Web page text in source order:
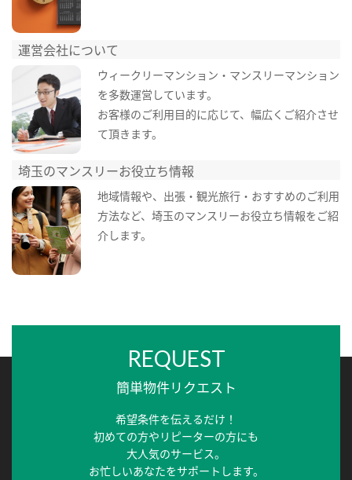
運営会社について
ウィークリーマンション・マンスリーマンション
を多数運営しています。
お客様のご利用目的に応じて、幅広くご紹介させ
て頂きます。
埼玉のマンスリーお役立ち情報
地域情報や、出張・観光旅行・おすすめのご利用
方法など、埼玉のマンスリーお役立ち情報をご紹
介します。
REQUEST
簡単物件リクエスト
希望条件を伝えるだけ！
初めての方やリピーターの方にも
大人気のサービス。
お忙しいあなたをサポートします。